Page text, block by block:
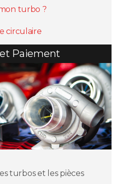
turbo ?
circulaire
Paiement
turbos et les pièces